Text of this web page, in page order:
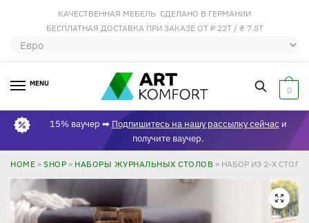
КАЧЕСТВЕННАЯ МЕБЕЛЬ СДЕЛАНО В ГЕРМАНИИ
БЕСПЛАТНАЯ ДОСТАВКА ПРИ ЗАКАЗЕ ОТ ₽ 22Т / ₴ 7.5Т
MENU
0
15% ваучер ➡ Подпишитесь на нашу рассылку сейчас и
получите ваучер.
HOME » SHOP » НАБОРЫ ЖУРНАЛЬНЫХ СТОЛОВ » НАБОР ИЗ 2-Х
🔍